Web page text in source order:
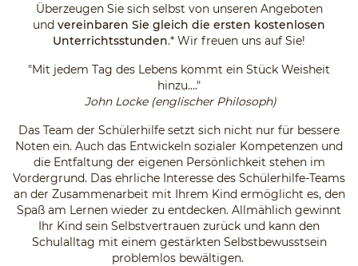
Überzeugen Sie sich selbst von unseren Angeboten
und vereinbaren Sie gleich die ersten kostenlosen
Unterrichtsstunden.* Wir freuen uns auf Sie!
"Mit jedem Tag des Lebens kommt ein Stück Weisheit
hinzu...."
John Locke (englischer Philosoph)
Das Team der Schülerhilfe setzt sich nicht nur für bessere
Noten ein. Auch das Entwickeln sozialer Kompetenzen und
die Entfaltung der eigenen Persönlichkeit stehen im
Vordergrund. Das ehrliche Interesse des Schülerhilfe-Teams
an der Zusammenarbeit mit Ihrem Kind ermöglicht es, den
Spaß am Lernen wieder zu entdecken. Allmählich gewinnt
Ihr Kind sein Selbstvertrauen zurück und kann den
Schulalltag mit einem gestärkten Selbstbewusstsein
problemlos bewältigen.